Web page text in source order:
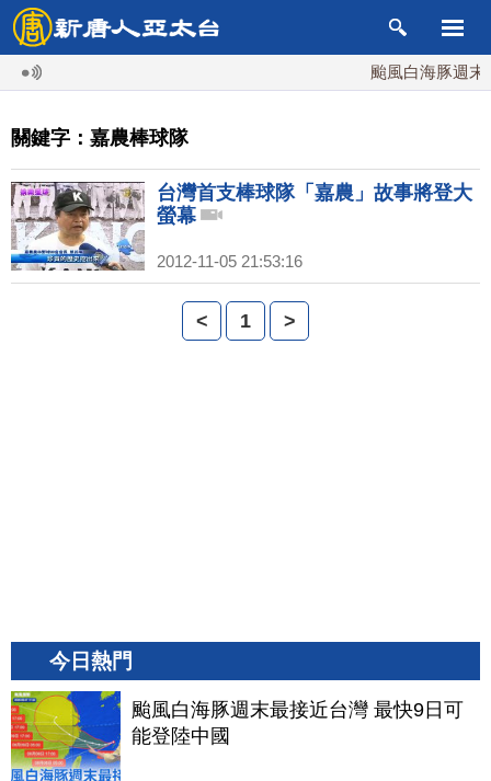
颱風白海豚週末
關鍵字：嘉農棒球隊
台灣首支棒球隊「嘉農」故事將登大
螢幕
2012-11-05 21:53:16
< 1 >
今日熱門
颱風白海豚週末最接近台灣 最快9日可
能登陸中國